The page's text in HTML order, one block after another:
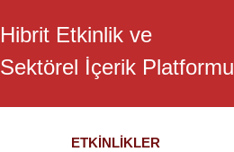
Hibrit Etkinlik ve
Sektörel İçerik Platformu
ETKINLIKLER